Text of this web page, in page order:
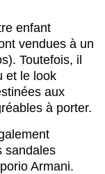
enfant
vendues à un
Toutefois, il
et le look
aux
à porter.
sandales
Armani.